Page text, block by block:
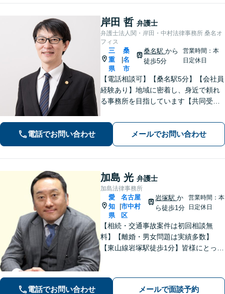
岸田 哲 弁護士
弁護士法人関・岸田・中村法律事務所 桑名オ
フィス
三
重
県
桑
名
市
桑名駅から
徒歩5分
営業時間：本
日定休日
【電話相談可】【桑名駅5分】【会社員
経験あり】地域に密着し、身近で頼れ
る事務所を目指しています【共同受任
全力を尽くします。一人で悩まず、お
気軽にご相談ください【夜間土日相談
可（要予約）】
電話でお問い合わせ メールでお問い合わせ
加島 光 弁護士
加島法律事務所
愛
知
県
|
名古屋
市中村
区
岩塚駅 か
ら徒歩1分
営業時間：本
日定休日
【相続・交通事故案件は初回相談無
料】【離婚・男女問題は実績多数】
【東山線岩塚駅徒歩1分】皆様にとって
電話でお問い合わせ メールで面談予約